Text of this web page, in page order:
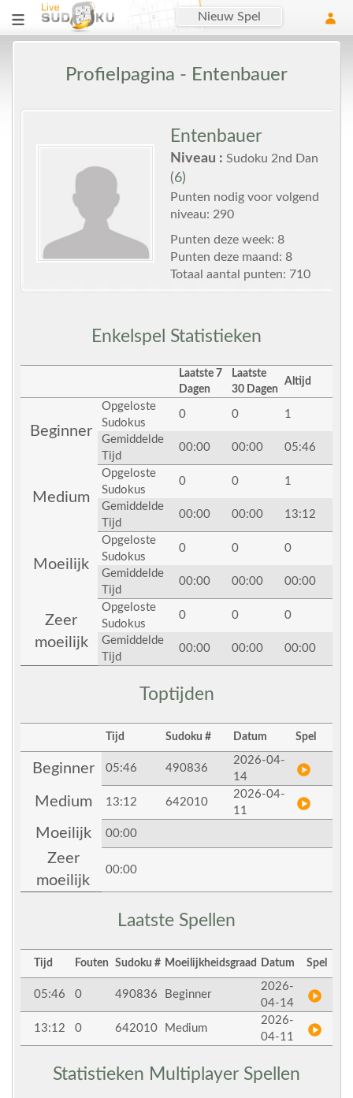
Nieuw Spel
Profielpagina - Entenbauer
Entenbauer
Niveau : Sudoku 2nd Dan
(6)
Punten nodig voor volgend
niveau: 290
Punten deze week: 8
Punten deze maand: 8
Totaal aantal punten: 710
Enkelspel Statistieken
Laatste 7
Dagen
Laatste
30 Dagen
Altijd
Beginner
Opgeloste
Sudokus
0 0 1
Gemiddelde
Tijd
00:00 00:00 05:46
Medium
Opgeloste
Sudokus
0 0 1
Gemiddelde
Tijd
00:00 00:00 13:12
Moeilijk
Opgeloste
Sudokus
0 0 0
Gemiddelde
Tijd
00:00 00:00 00:00
Zeer
moeilijk
Opgeloste
Sudokus
0 0 0
Gemiddelde
Tijd
00:00 00:00 00:00
Toptijden
Tijd Sudoku # Datum Spel
Beginner 05:46 490836
2026-04-
14
Medium 13:12 642010
2026-04-
11
Moeilijk 00:00
Zeer
moeilijk
00:00
Laatste Spellen
Tijd Fouten Sudoku # Moeilijkheidsgraad Datum Spel
05:46 0 490836 Beginner
2026-
04-14
13:12 0 642010 Medium
2026-
04-11
Statistieken Multiplayer Spellen